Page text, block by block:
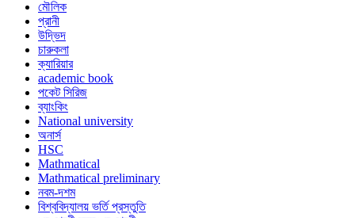
মৌলিক
প্রানী
উদ্ভিদ
চারুকলা
ক্যারিয়ার
academic book
পকেট সিরিজ
ব্যাংকিং
National university
অনার্স
HSC
Mathmatical
Mathmatical preliminary
নবম-দশম
বিশ্ববিদ্যালয় ভর্তি প্রস্তুতি